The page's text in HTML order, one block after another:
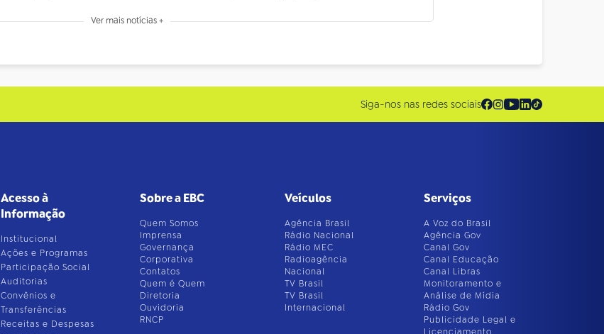
Ver mais notícias +
Siga-nos nas redes sociais
Acesso à
Informação
Institucional
Ações e Programas
Participação Social
Auditorias
Convênios e
Transferências
Receitas e Despesas
Sobre a EBC
Quem Somos
Imprensa
Governança
Corporativa
Contatos
Quem é Quem
Diretoria
Ouvidoria
RNCP
Veículos
Agência Brasil
Rádio Nacional
Rádio MEC
Radioagência
Nacional
TV Brasil
TV Brasil
Internacional
Serviços
A Voz do Brasil
Agência Gov
Canal Gov
Canal Educação
Canal Libras
Monitoramento e
Análise de Mídia
Rádio Gov
Publicidade Legal e
Licenciamento